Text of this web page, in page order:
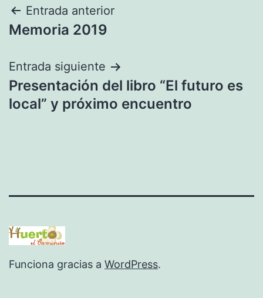
Navegación
de
entradas
Entrada anterior
Memoria 2019
Entrada siguiente
Presentación del libro “El futuro es
local” y próximo encuentro
Funciona gracias a WordPress.